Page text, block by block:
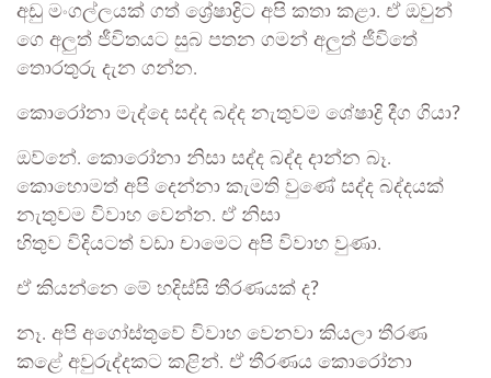
අඩු මංගල්ලයක් ගත් ශ්‍රේෂාද්‍රිට අපි කතා කළා. ඒ ඔවුන්
ගෙ අලුත් ජීවිතයට සුබ පතන ගමන් අලුත් ජීවිතේ
තොරතුරු දැන ගන්න.
කොරෝනා මැද්දෙ සද්ද බද්ද නැතුවම ශේෂාද්‍රි දීග ගියා?
ඔව්නේ. කොරෝනා නිසා සද්ද බද්ද දාන්න බෑ.
කොහොමත් අපි දෙන්නා කැමති වුණේ සද්ද බද්දයක්
නැතුවම විවාහ වෙන්න. ඒ නිසා
හිතුව විදියටත් වඩා චාමෙට අපි විවාහ වුණා.
ඒ කියන්නෙ මේ හදිස්සි තීරණයක් ද?
නෑ. අපි අගෝස්තුවේ විවාහ වෙනවා කියලා තීරණ
කළේ අවුරුද්දකට කළින්. ඒ තීරණය කොරෝනා